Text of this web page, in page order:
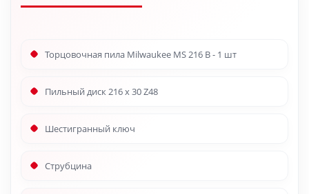
Торцовочная пила Milwaukee MS 216 B - 1 шт
Пильный диск 216 х 30 Z48
Шестигранный ключ
Струбцина